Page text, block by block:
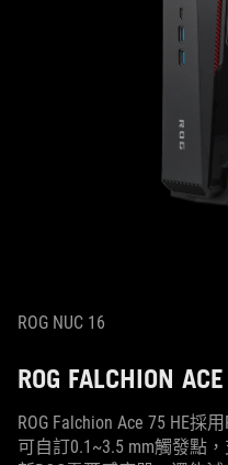
ROG NUC 16
ROG FALCHION
ROG Falchion Ace 75 HE採
可自訂0.1~3.5 mm觸發點